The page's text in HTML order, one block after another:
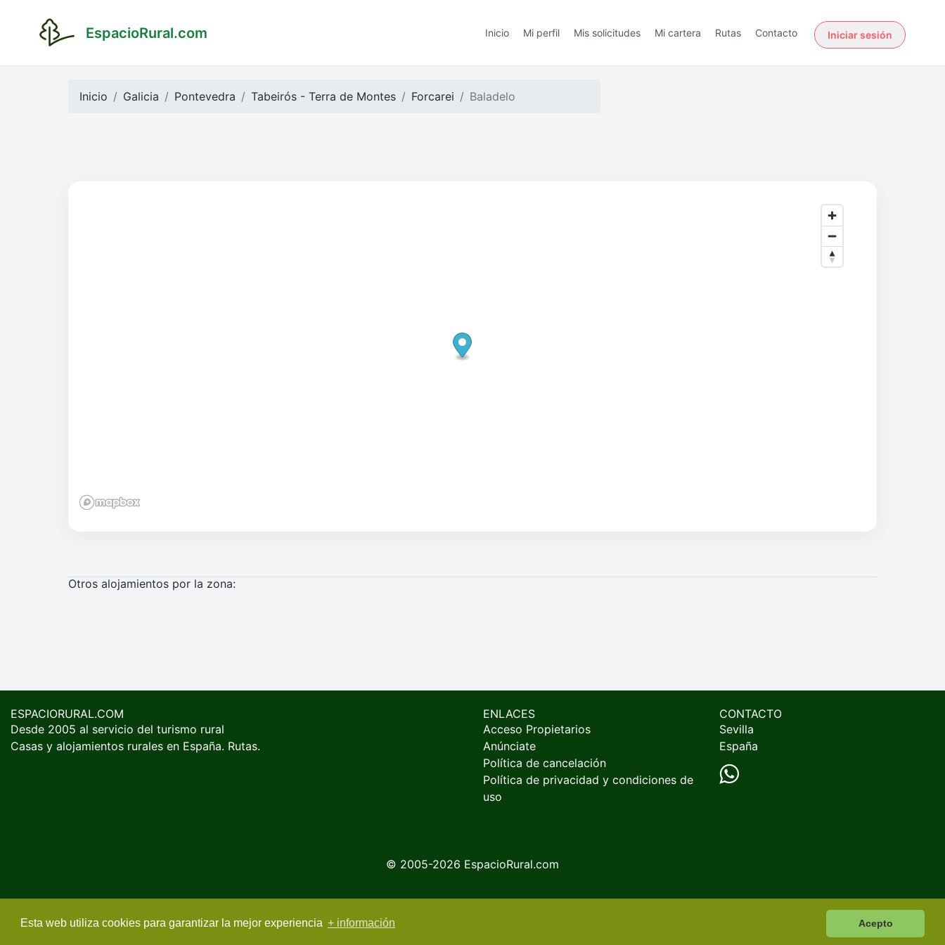
Esta web utiliza cookies para garantizar la mejor experiencia + información Acepto
EspacioRural.com Inicio Mi perfil Mis solicitudes Mi cartera Rutas Contacto Iniciar sesión
Inicio Galicia Pontevedra Tabeirós - Terra de Montes Forcarei Baladelo
Otros alojamientos por la zona:
ESPACIORURAL.COM
Desde 2005 al servicio del turismo rural
Casas y alojamientos rurales en España. Rutas.
ENLACES
Acceso Propietarios
Anúnciate
Política de cancelación
Política de privacidad y condiciones de
uso
CONTACTO
Sevilla
España
© 2005-2026 EspacioRural.com